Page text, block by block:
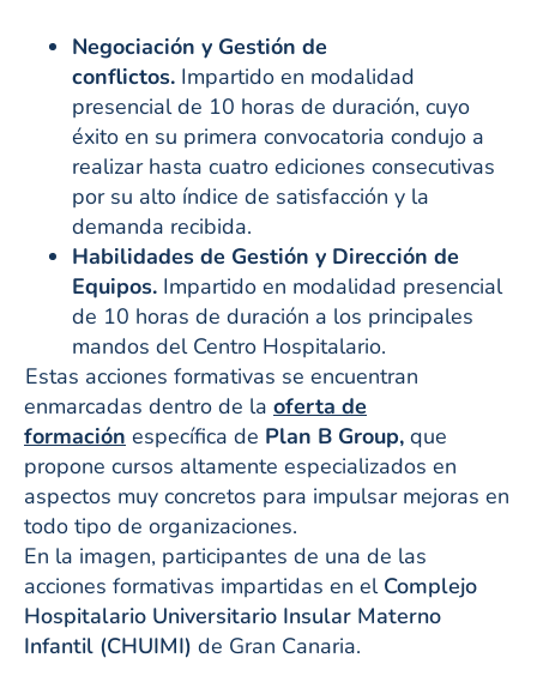
Negociación y Gestión de
conflictos. Impartido en modalidad
presencial de 10 horas de duración, cuyo
éxito en su primera convocatoria condujo a
realizar hasta cuatro ediciones consecutivas
por su alto índice de satisfacción y la
demanda recibida.
Habilidades de Gestión y Dirección de
Equipos. Impartido en modalidad presencial
de 10 horas de duración a los principales
mandos del Centro Hospitalario.
Estas acciones formativas se encuentran
enmarcadas dentro de la oferta de
formación específica de Plan B Group, que
propone cursos altamente especializados en
aspectos muy concretos para impulsar mejoras en
todo tipo de organizaciones.
En la imagen, participantes de una de las
acciones formativas impartidas en el Complejo
Hospitalario Universitario Insular Materno
Infantil (CHUIMI) de Gran Canaria.